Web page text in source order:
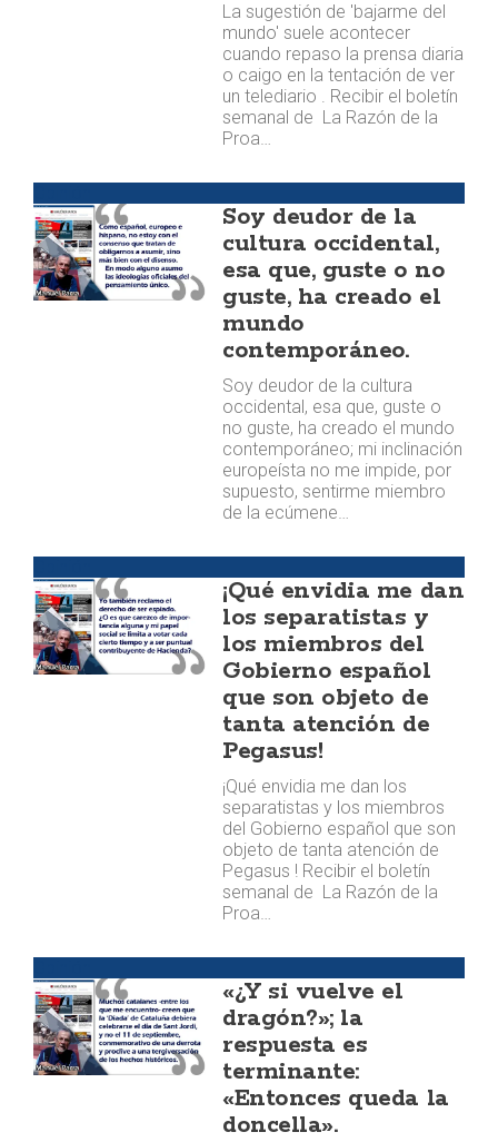
La sugestión de 'bajarme del
mundo' suele acontecer
cuando repaso la prensa diaria
o caigo en la tentación de ver
un telediario . Recibir el boletín
semanal de La Razón de la
Proa…
Soy deudor de la
cultura occidental,
esa que, guste o no
guste, ha creado el
mundo
contemporáneo.
Soy deudor de la cultura
occidental, esa que, guste o
no guste, ha creado el mundo
contemporáneo; mi inclinación
europeísta no me impide, por
supuesto, sentirme miembro
de la ecúmene…
¡Qué envidia me dan
los separatistas y
los miembros del
Gobierno español
que son objeto de
tanta atención de
Pegasus!
¡Qué envidia me dan los
separatistas y los miembros
del Gobierno español que son
objeto de tanta atención de
Pegasus ! Recibir el boletín
semanal de La Razón de la
Proa…
«¿Y si vuelve el
dragón?»; la
respuesta es
terminante:
«Entonces queda la
doncella».